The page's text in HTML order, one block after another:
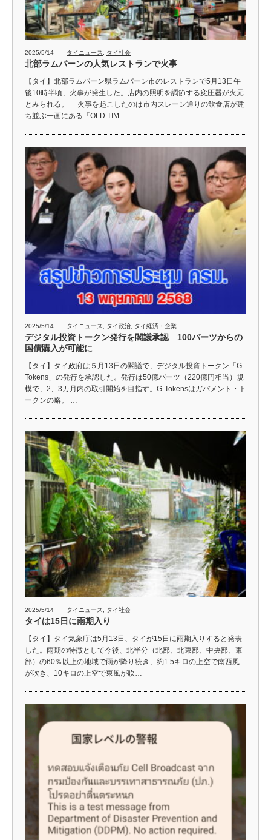
2025/5/14 タイニュース タイ社会
北部ラムパーンの人気レストランで火事
【タイ】北部ラムパーン県ラムパーン市のレストランで5月13日午
後10時半頃、火事が発生した。店内の照明を調節する変圧器が火元
とみられる。 火事を起こしたのは市内スレーン通りの飲食店が建
ち並ぶ一画にある「OLD TIM…
2025/5/14 タイニュース タイ政治 タイ経済・企業
デジタル投資トークン発行を閣議承認 100バーツからの
国債購入が可能に
【タイ】タイ政府は５月13日の閣議で、デジタル投資トークン「G-
Tokens」の発行を承認した。発行は50億バーツ（220億円相当）規
模で、2、3カ月内の取引開始を目指す。G-Tokensはガバメント・ト
ークンの略。 …
2025/5/14 タイニュース タイ社会
タイは15日に雨期入り
【タイ】タイ気象庁は5月13日、タイが15日に雨期入りすると発表
した。雨期の特徴として今後、北半分（北部、北東部、中央部、東
部）の60％以上の地域で雨が降り続き、約1.5キロの上空で南西風
が吹き、10キロの上空で東風が吹…